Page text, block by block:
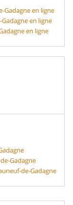
Gadagne en ligne
en ligne
en ligne
Gadagne
de-Gadagne